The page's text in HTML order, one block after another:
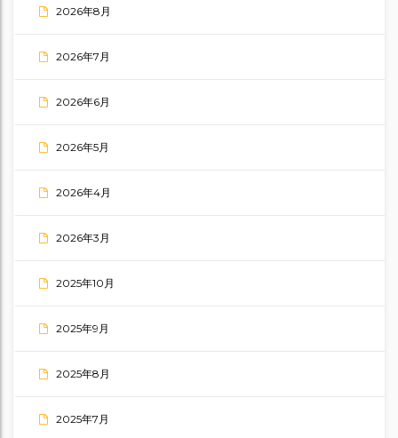
2026年8月
2026年7月
2026年6月
2026年5月
2026年4月
2026年3月
2025年10月
2025年9月
2025年8月
2025年7月